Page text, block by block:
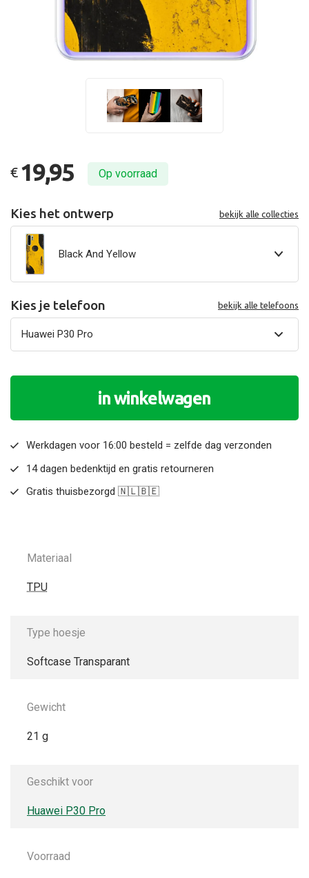
€ 19,95 Op voorraad
Kies het ontwerp bekijk alle collecties
Black And Yellow
Kies je telefoon bekijk alle telefoons
in winkelwagen
Werkdagen voor 16:00 besteld = zelfde dag verzonden
14 dagen bedenktijd en gratis retourneren
Gratis thuisbezorgd 🇳🇱🇧🇪
Materiaal
TPU
Type hoesje
Softcase Transparant
Gewicht
21 g
Geschikt voor
Huawei P30 Pro
Voorraad